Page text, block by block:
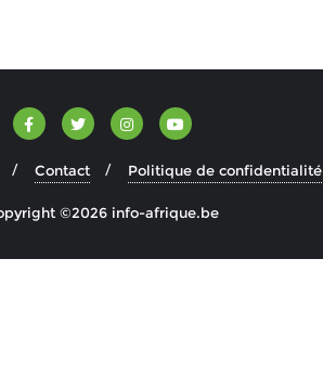
Contact Politique de confidentialité
©2026 info-afrique.be